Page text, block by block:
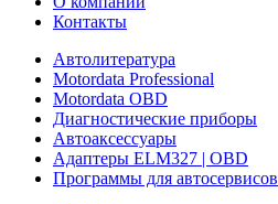
Контакты
Автолитература
Motordata Professional
Motordata OBD
Диагностические приборы
Автоаксессуары
Адаптеры ELM327 | OBD
Программы для автосервисов